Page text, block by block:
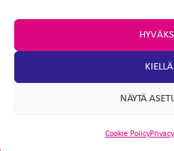
KIELLÄ
NÄYTÄ
Cookie Policy